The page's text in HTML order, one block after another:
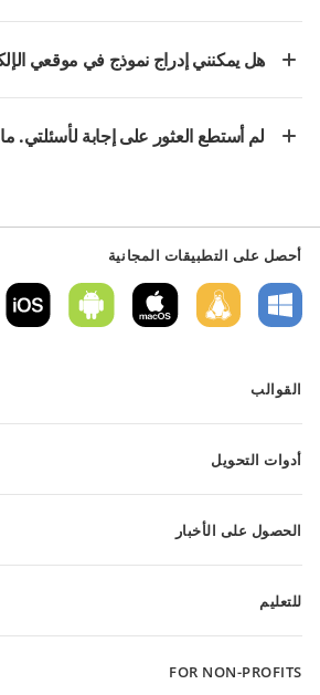
هل يمكنني إدراج نموذج في موقعي
لم أستطع العثور على إجابة لأسئلتي.
أحصل على التطبيقات المجانية
القوالب
قوالب المستندات النصية
قوالب الجداول
قوالب العروض التقديمية
أدوات التحويل
تحويل جداول البيانات
تحويل العروض التقديمية
تحويل ملفات PDF
الحصول على الأخبار
للتعليم
للمعلمين
FOR NON-PROFITS